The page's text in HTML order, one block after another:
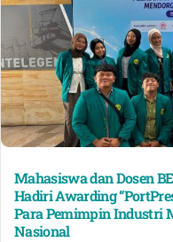
Mahasiswa dan Dosen
Hadiri Awarding
Para Pemimpin Industri
Nasional